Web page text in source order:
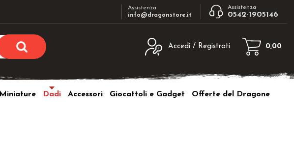
Assistenza
info@dragonstore.it
Assistenza
0542-1905146
Accedi / Registrati
Per completare l'ordine inserisci il nome
utente e la password e poi clicca sul
sito clicca sul pulsante "Registrati"
0,00
Miniature Dadi Accessori Giocattoli e Gadget Offerte del Dragone